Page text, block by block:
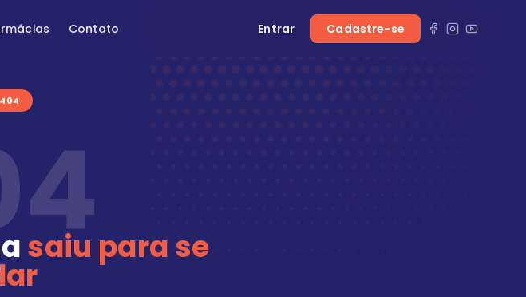
Contato Entrar Cadastre-se
saiu para se